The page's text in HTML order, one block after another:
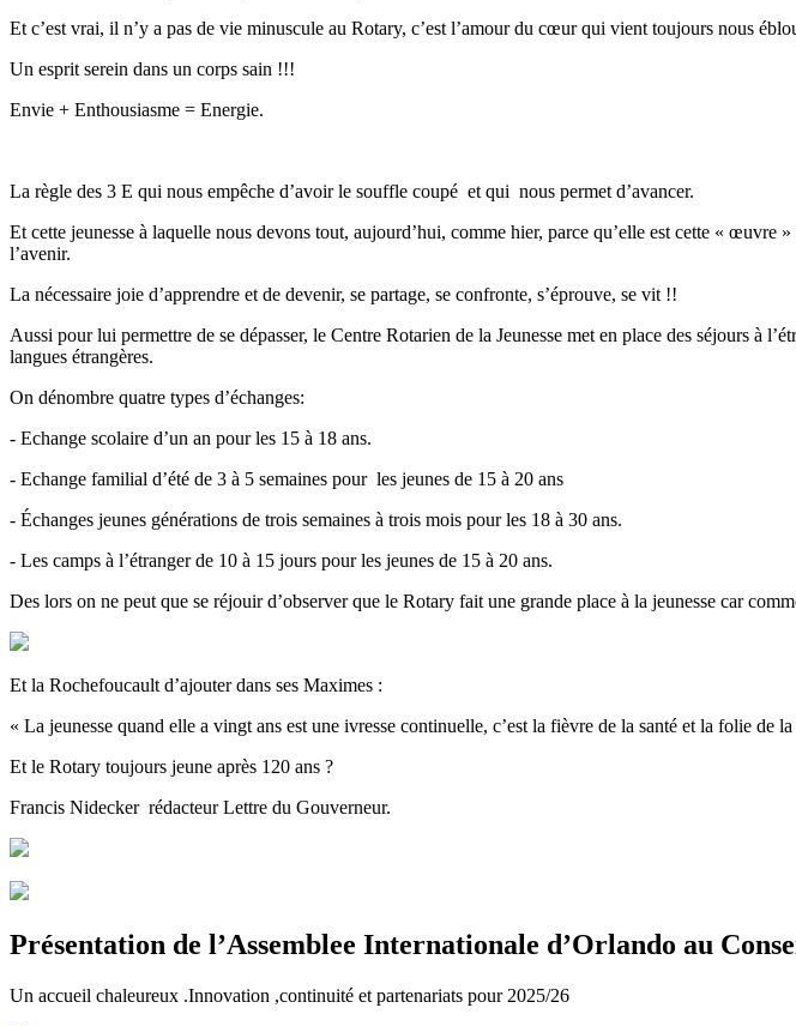
Et c’est vrai, il n’y a pas de vie minuscule au Rotary, c’est l’amour du cœur qui vient toujours nous
Un esprit serein dans un corps sain !!!
Envie + Enthousiasme = Energie.
La règle des 3 E qui nous empêche d’avoir le souffle coupé et qui nous permet d’avancer.
Et cette jeunesse à laquelle nous devons tout, aujourd’hui, comme hier, parce qu’elle est cette «
l’avenir.
La nécessaire joie d’apprendre et de devenir, se partage, se confronte, s’éprouve, se vit !!
Aussi pour lui permettre de se dépasser, le Centre Rotarien de la Jeunesse met en place des séjours à
langues étrangères.
On dénombre quatre types d’échanges:
- Echange scolaire d’un an pour les 15 à 18 ans.
- Echange familial d’été de 3 à 5 semaines pour les jeunes de 15 à 20 ans
- Échanges jeunes générations de trois semaines à trois mois pour les 18 à 30 ans.
- Les camps à l’étranger de 10 à 15 jours pour les jeunes de 15 à 20 ans.
Des lors on ne peut que se réjouir d’observer que le Rotary fait une grande place à la jeunesse car
Et la Rochefoucault d’ajouter dans ses Maximes :
« La jeunesse quand elle a vingt ans est une ivresse continuelle, c’est la fièvre de la santé et la folie de
Et le Rotary toujours jeune après 120 ans ?
Francis Nidecker rédacteur Lettre du Gouverneur.
Présentation de l’Assemblee Internationale d’Orlando au
Un accueil chaleureux .Innovation ,continuité et partenariats pour 2025/26